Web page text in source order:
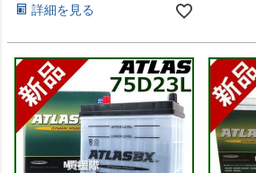
詳細を見る